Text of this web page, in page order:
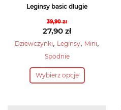
Leginsy basic długie
39,90zł
Pierwotna
cena
wynosiła:
27,90 zł
Aktualna
cena
27,90 zł.
Dziewczynki, Leginsy, Mini,
Spodnie
Wybierz opcje
Ten
produkt